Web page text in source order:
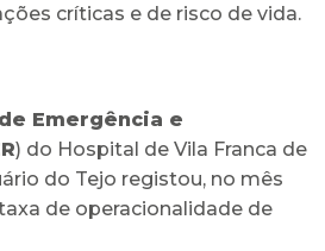
críticas e de risco de vida.
Emergência e
) do Hospital de Vila Franca de
do Tejo registou, no mês
de operacionalidade de